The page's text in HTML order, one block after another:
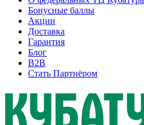
Бонусные баллы
Акции
Доставка
Гарантия
Блог
B2B
Стать Партнёром